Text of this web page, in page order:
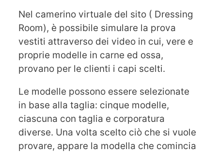
Nel camerino virtuale del sito ( Dressing
Room), è possibile simulare la prova
vestiti attraverso dei video in cui, vere e
proprie modelle in carne ed ossa,
provano per le clienti i capi scelti.
Le modelle possono essere selezionate
in base alla taglia: cinque modelle,
ciascuna con taglia e corporatura
diverse. Una volta scelto ciò che si vuole
provare, appare la modella che comincia